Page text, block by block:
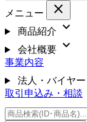
メニュー close
商品紹介 expand_more
会社概要 expand_more
事業内容
法人・バイヤー
取引申込み・相談